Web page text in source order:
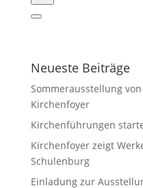
Neueste Beiträge
Sommerausstellung
Kirchenfoyer
Kirchenführungen
Kirchenfoyer zeigt
Schulenburg
Einladung zur